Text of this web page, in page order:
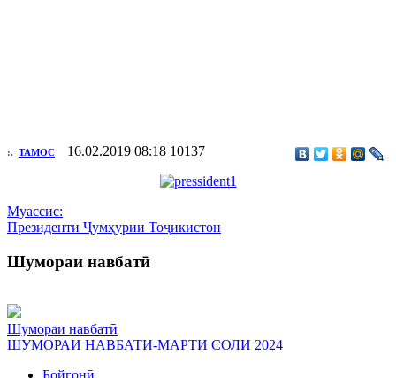
:. ТАМОС 16.02.2019 08:18 10137
Муассис:
Президенти Ҷумҳурии Тоҷикистон
Шумораи навбатӣ
Шумораи навбатӣ
ШУМОРАИ НАВБАТИ-МАРТИ СОЛИ 2024